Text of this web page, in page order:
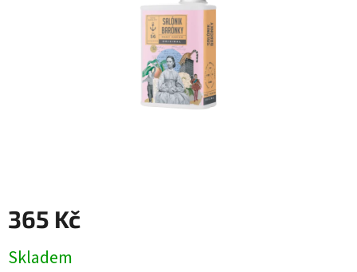
365 Kč
cena:
Skladem